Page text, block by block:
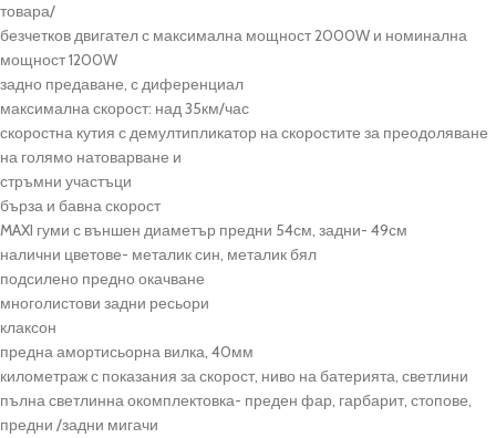
товара/
безчетков двигател с максимална мощност 2000W и номинална
мощност 1200W
задно предаване, с диференциал
максимална скорост: над 35км/час
скоростна кутия с демултипликатор на скоростите за преодоляване
на голямо натоварване и
стръмни участъци
бърза и бавна скорост
MAXI гуми с външен диаметър предни 54см, задни- 49см
налични цветове- металик син, металик бял
подсилено предно окачване
многолистови задни ресьори
клаксон
предна амортисьорна вилка, 40мм
километраж с показания за скорост, ниво на батерията, светлини
пълна светлинна окомплектовка- преден фар, гарбарит, стопове,
предни /задни мигачи